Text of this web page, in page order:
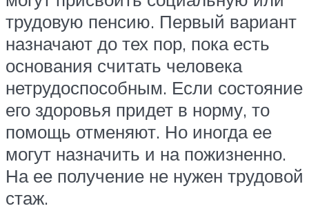
трудовую пенсию. Первый вариант
назначают до тех пор, пока есть
основания считать человека
нетрудоспособным. Если состояние
его здоровья придет в норму, то
помощь отменяют. Но иногда ее
могут назначить и на пожизненно.
На ее получение не нужен трудовой
стаж.